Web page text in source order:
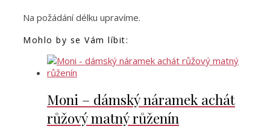
Na požádání délku upravíme.
Mohlo by se Vám líbit:
Moni – dámský náramek achát
růžový matný růženín